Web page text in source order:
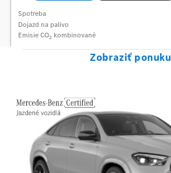
Spotreba
Dojazd na palivo
Emisie CO2 kombinované
Zobraziť ponuku